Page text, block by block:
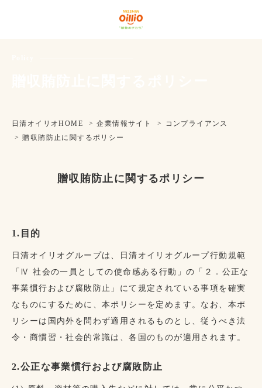
日清オイリオHOME 企業情報サイト
コンプライアンス
贈収賄防止に関するポリシー
贈収賄防止に関するポリシー
1.目的
日清オイリオグループは、日清オイリオグループ行動規範
「Ⅳ 社会の一員としての使命感ある行動」の「２．公正な
事業慣行および腐敗防止」にて規定されている事項を確実
なものにするために、本ポリシーを定めます。なお、本ポ
リシーは国内外を問わず適用されるものとし、従うべき法
令・商慣習・社会的常識は、各国のものが適用されます。
2.公正な事業慣行および腐敗防止